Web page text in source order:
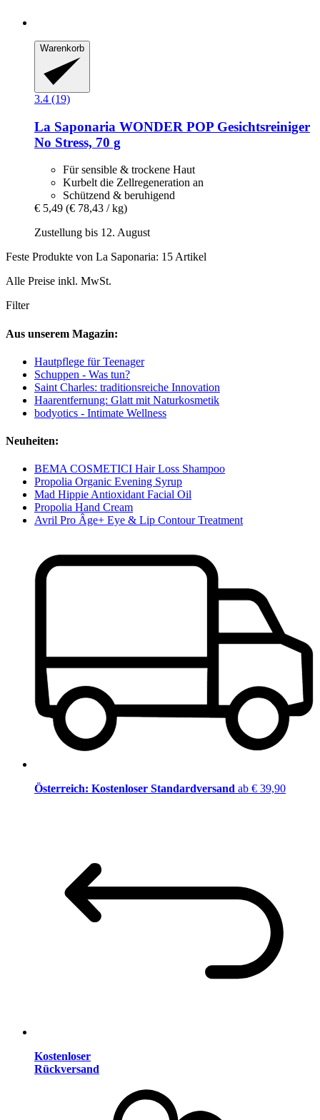
Warenkorb
3.4 (19)
La Saponaria WONDER POP Gesichtsreiniger
No Stress, 70 g
Für sensible & trockene Haut
Kurbelt die Zellregeneration an
Schützend & beruhigend
€ 5,49 (€ 78,43 / kg)
Zustellung bis 12. August
Feste Produkte von La Saponaria: 15 Artikel
Alle Preise inkl. MwSt.
Filter
Aus unserem Magazin:
Hautpflege für Teenager
Schuppen - Was tun?
Saint Charles: traditionsreiche Innovation
Haarentfernung: Glatt mit Naturkosmetik
bodyotics - Intimate Wellness
Neuheiten:
BEMA COSMETICI Hair Loss Shampoo
Propolia Organic Evening Syrup
Mad Hippie Antioxidant Facial Oil
Propolia Hand Cream
Avril Pro Âge+ Eye & Lip Contour Treatment
Österreich: Kostenloser Standardversand ab € 39,90
Kostenloser
Rückversand